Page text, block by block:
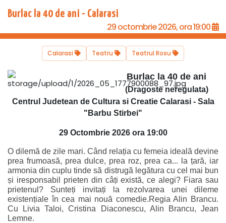
Burlac la 40 de ani - Calarasi
29 octombrie 2026, ora 19:00
Calarasi Teatru Teatrul Rosu
Burlac la 40 de ani
(Dragoste neregulata)
Centrul Judetean de Cultura si Creatie Calarasi - Sala
"Barbu Stirbei"
29 Octombrie 2026 ora 19:00
O dilemă de zile mari. Când relația cu femeia ideală devine
prea frumoasă, prea dulce, prea roz, prea ca... la țară, iar
armonia din cuplu tinde să distrugă legătura cu cel mai bun
și iresponsabil prieten din câți există, ce alegi? Fiara sau
prietenul? Sunteți invitați la rezolvarea unei dileme
existențiale în cea mai nouă comedie.Regia Alin Brancu.
Cu Livia Taloi, Cristina Diaconescu, Alin Brancu, Jean
Lemne.